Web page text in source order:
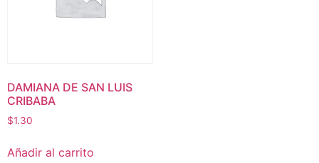
DAMIANA DE SAN LUIS
CRIBABA
$1.30
Añadir al carrito